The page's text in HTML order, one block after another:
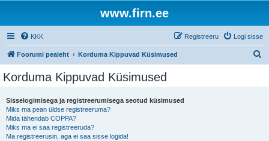
www.firn.ee
KKK Logi sisse
Registreeru
Foorumi pealeht Korduma Kippuvad Küsimused
Korduma Kippuvad Küsimused
Sisselogimisega ja registreerumisega seotud küsimused
Miks ma pean üldse registreeruma?
Mida tähendab COPPA?
Miks ma ei saa registreeruda?
Ma registreerusin, aga ei saa sisse logida!